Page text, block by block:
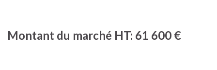
Montant du marché HT: 61 600 €